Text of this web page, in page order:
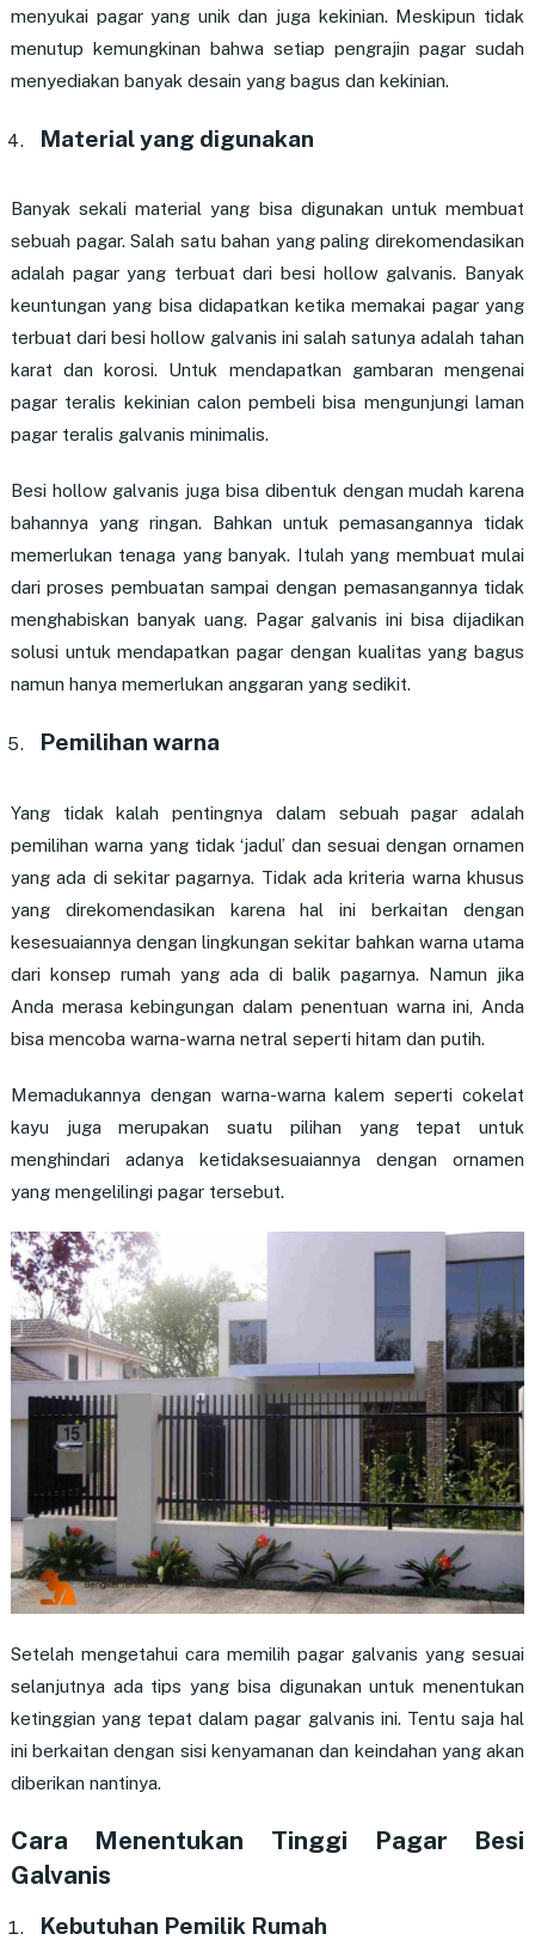
menyukai pagar yang unik dan juga kekinian. Meskipun tidak
menutup kemungkinan bahwa setiap pengrajin pagar sudah
menyediakan banyak desain yang bagus dan kekinian.
Material yang digunakan
Banyak sekali material yang bisa digunakan untuk membuat
sebuah pagar. Salah satu bahan yang paling direkomendasikan
adalah pagar yang terbuat dari besi hollow galvanis. Banyak
keuntungan yang bisa didapatkan ketika memakai pagar yang
terbuat dari besi hollow galvanis ini salah satunya adalah tahan
karat dan korosi. Untuk mendapatkan gambaran mengenai
pagar teralis kekinian calon pembeli bisa mengunjungi laman
pagar teralis galvanis minimalis.
Besi hollow galvanis juga bisa dibentuk dengan mudah karena
bahannya yang ringan. Bahkan untuk pemasangannya tidak
memerlukan tenaga yang banyak. Itulah yang membuat mulai
dari proses pembuatan sampai dengan pemasangannya tidak
menghabiskan banyak uang. Pagar galvanis ini bisa dijadikan
solusi untuk mendapatkan pagar dengan kualitas yang bagus
namun hanya memerlukan anggaran yang sedikit.
Pemilihan warna
Yang tidak kalah pentingnya dalam sebuah pagar adalah
pemilihan warna yang tidak ‘jadul’ dan sesuai dengan ornamen
yang ada di sekitar pagarnya. Tidak ada kriteria warna khusus
yang direkomendasikan karena hal ini berkaitan dengan
kesesuaiannya dengan lingkungan sekitar bahkan warna utama
dari konsep rumah yang ada di balik pagarnya. Namun jika
Anda merasa kebingungan dalam penentuan warna ini, Anda
bisa mencoba warna-warna netral seperti hitam dan putih.
Memadukannya dengan warna-warna kalem seperti cokelat
kayu juga merupakan suatu pilihan yang tepat untuk
menghindari adanya ketidaksesuaiannya dengan ornamen
yang mengelilingi pagar tersebut.
Setelah mengetahui cara memilih pagar galvanis yang sesuai
selanjutnya ada tips yang bisa digunakan untuk menentukan
ketinggian yang tepat dalam pagar galvanis ini. Tentu saja hal
ini berkaitan dengan sisi kenyamanan dan keindahan yang akan
diberikan nantinya.
Cara Menentukan Tinggi Pagar Besi
Galvanis
Kebutuhan Pemilik Rumah